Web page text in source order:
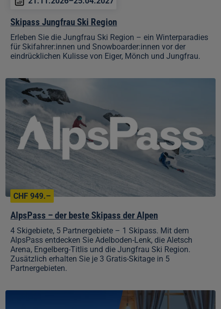
Skipass Jungfrau Ski Region
Erleben Sie die Jungfrau Ski Region – ein Winterparadies
für Skifahrer:innen und Snowboarder:innen vor der
eindrücklichen Kulisse von Eiger, Mönch und Jungfrau.
AlpsPass
der
beste
Skipass
der
Alpen
CHF 949.–
AlpsPass – der beste Skipass der Alpen
4 Skigebiete, 5 Partnergebiete – 1 Skipass. Mit dem
AlpsPass entdecken Sie Adelboden-Lenk, die Aletsch
Arena, Engelberg-Titlis und die Jungfrau Ski Region.
Zusätzlich erhalten Sie je 3 Gratis-Skitage in 5
Partnergebieten.
Ski